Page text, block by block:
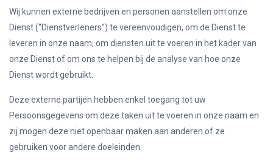
Wij kunnen externe bedrijven en personen aanstellen om onze
Dienst (“Dienstverleners”) te vereenvoudigen, om de Dienst te
leveren in onze naam, om diensten uit te voeren in het kader van
onze Dienst of om ons te helpen bij de analyse van hoe onze
Dienst wordt gebruikt.
Deze externe partijen hebben enkel toegang tot uw
Persoonsgegevens om deze taken uit te voeren in onze naam en
zij mogen deze niet openbaar maken aan anderen of ze
gebruiken voor andere doeleinden.